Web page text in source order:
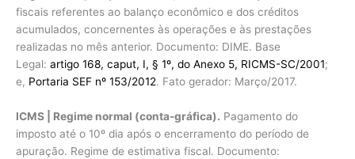
fiscais referentes ao balanço econômico e dos créditos
acumulados, concernentes às operações e às prestações
realizadas no mês anterior. Documento: DIME. Base
Legal: artigo 168, caput, I, § 1º, do Anexo 5, RICMS-SC/2001;
e, Portaria SEF nº 153/2012. Fato gerador: Março/2017.
ICMS | Regime normal (conta-gráfica). Pagamento do
imposto até o 10º dia após o encerramento do período de
apuração. Regime de estimativa fiscal. Documento: